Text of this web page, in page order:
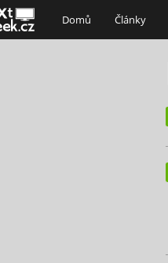
Domů Články